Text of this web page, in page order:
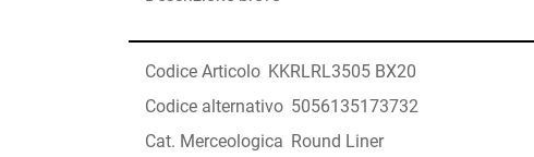
Codice Articolo KKRLRL3505 BX20
Codice alternativo 5056135173732
Cat. Merceologica Round Liner